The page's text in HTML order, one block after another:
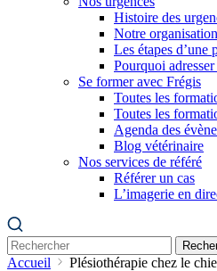
Histoire des
Notre organisation
Les étapes d’une
Pourquoi
Se former avec Frégis
Toutes les
Toutes les
Agenda des
Blog vétérinaire
Nos services de référé
Référer un cas
L’imagerie en
Accueil Plésiothérapie chez le